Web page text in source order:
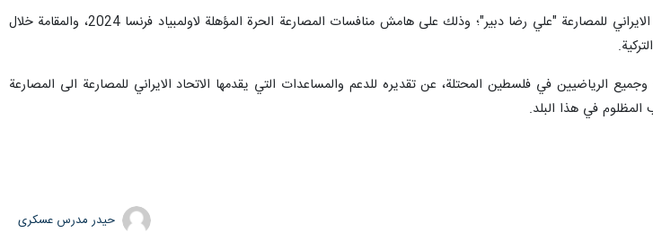
جاء ذلك خلال اللقاء الذي جرى، اليوم، بين "ابورميلة" ورئيس الاتحاد الايراني للمصارعة "علي رضا دبير"؛ وذلك على هامش منافسات المصارعة الحرة المؤهلة لاولمبياد فرنسا 2024، والمقامة خلال
57 كغ، اصالة ونيابة عن شعبه وجميع الرياضيين في فلسطين المحتلة، عن تقديره للدعم والمساعدات التي يقدمها الاتحاد الايراني للمصارعة الى المصارعة
المظلوم في هذا البلد.
حیدر مدرس عسکری